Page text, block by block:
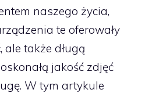
naszego życia,
te oferowały
także długą
jakość zdjęć
W tym artykule